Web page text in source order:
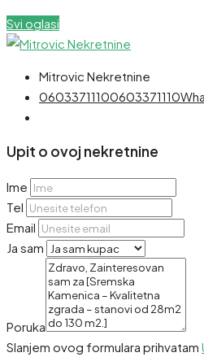
Svi oglasi
Mitrovic Nekretnine
06033711100603371110
Upit o ovoj nekretnine
Ime
Tel
Email
Ja sam
Poruka
Slanjem ovog formulara prihvatam